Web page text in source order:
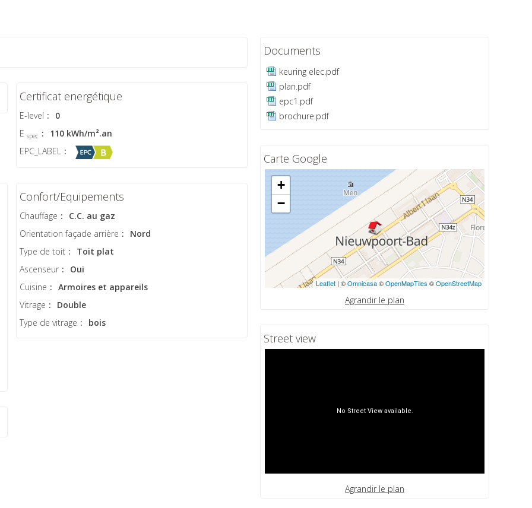
Certificat energétique
E-level :
0
Espec :
110 kWh/m².an
EPC_LABEL :
Confort/Equipements
Chauffage :
C.C. au gaz
Orientation façade arrière :
Nord
Type de toit :
Toit plat
Ascenseur :
Oui
Cuisine :
Armoires et appareils
Vitrage :
Double
Type de vitrage : bois
Documents
keuring elec.pdf
plan.pdf
epc1.pdf
brochure.pdf
Carte Google
+
−
Leaflet| ©Omnicasa©OpenMapTiles ©OpenStreetMap
Agrandir le plan
Street view
Agrandir le plan